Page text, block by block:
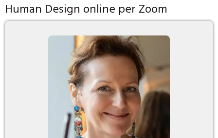
Human Design online per Zoom